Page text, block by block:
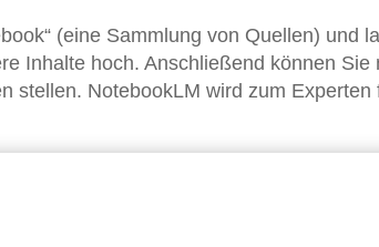
(eine Sammlung von Quellen) und
Inhalte hoch. Anschließend können Sie
stellen. NotebookLM wird zum Experten